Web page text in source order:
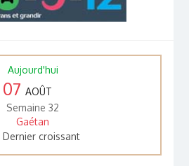
Aujourd'hui
07 AOÛT
Semaine 32
Gaétan
Dernier croissant